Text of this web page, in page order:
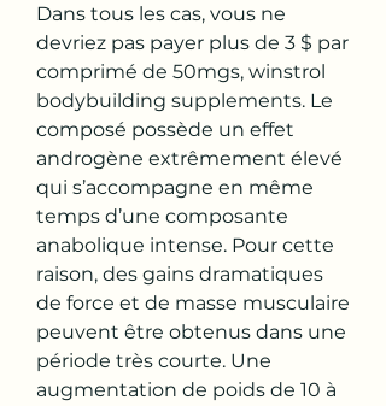
Dans tous les cas, vous ne
devriez pas payer plus de 3 $ par
comprimé de 50mgs, winstrol
bodybuilding supplements. Le
composé possède un effet
androgène extrêmement élevé
qui s’accompagne en même
temps d’une composante
anabolique intense. Pour cette
raison, des gains dramatiques
de force et de masse musculaire
peuvent être obtenus dans une
période très courte. Une
augmentation de poids de 10 à